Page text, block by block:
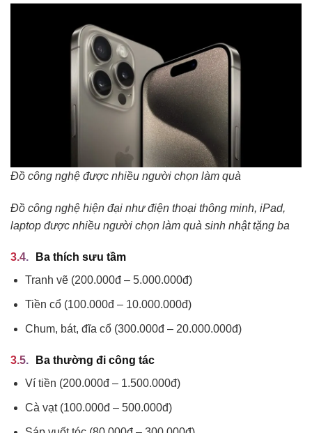
Đồ công nghệ được nhiều người chọn làm quà
Đồ công nghệ hiện đại như điện thoại thông minh, iPad,
laptop được nhiều người chọn làm quà sinh nhật tặng ba
Ba thích sưu tầm
Tranh vẽ (200.000đ – 5.000.000đ)
Tiền cổ (100.000đ – 10.000.000đ)
Chum, bát, đĩa cổ (300.000đ – 20.000.000đ)
Ba thường đi công tác
Ví tiền (200.000đ – 1.500.000đ)
Cà vạt (100.000đ – 500.000đ)